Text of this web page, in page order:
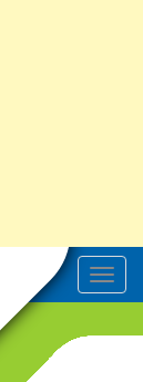
T
o